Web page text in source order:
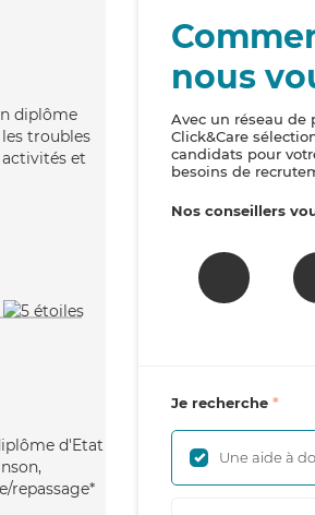
diplôme
troubles
activités et
d'Etat
repassage*
nous
Avec un réseau de
Click&Care
candidats pour
besoins de
Nos conseillers
Je recherche
Une aide à